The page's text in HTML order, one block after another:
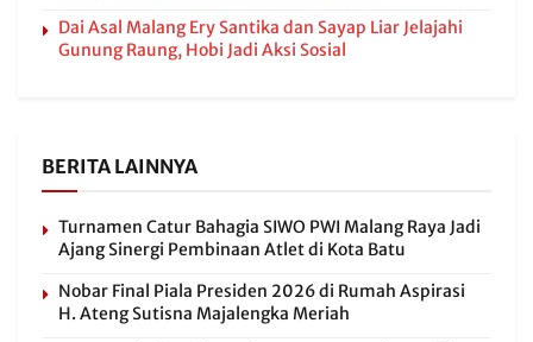
Dai Asal Malang Ery Santika dan Sayap Liar Jelajahi
Gunung Raung, Hobi Jadi Aksi Sosial
BERITA LAINNYA
Turnamen Catur Bahagia SIWO PWI Malang Raya Jadi
Ajang Sinergi Pembinaan Atlet di Kota Batu
Nobar Final Piala Presiden 2026 di Rumah Aspirasi
H. Ateng Sutisna Majalengka Meriah